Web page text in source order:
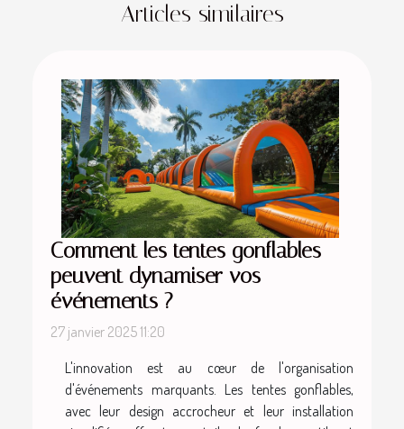
Articles similaires
Comment les tentes gonflables
peuvent dynamiser vos
événements ?
27 janvier 2025 11:20
L'innovation est au cœur de l'organisation
d'événements marquants. Les tentes gonflables,
avec leur design accrocheur et leur installation